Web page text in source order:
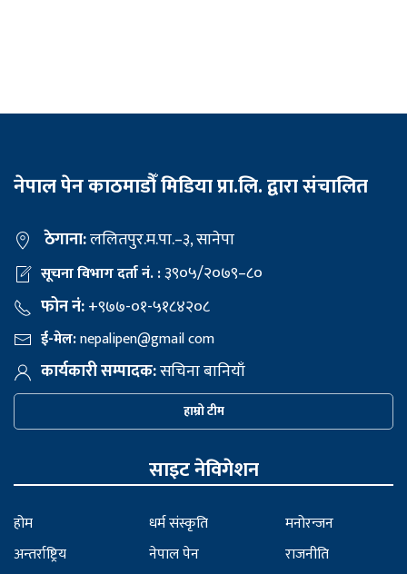
नेपाल पेन काठमाडौँ मिडिया प्रा.लि. द्वारा संचालित
ठेगाना:ललितपुर.म.पा.–३, सानेपा
सूचना विभाग दर्ता नं. :३९०५/२०७९–८०
फोन नं:+९७७-०१-५१८४२०८
ई-मेल:nepalipen@gmail com
कार्यकारी सम्पादक:सचिना बानियाँ
हाम्रो टीम
साइट नेविगेशन
होम
अन्तर्राष्ट्रिय
धर्म संस्कृति
नेपाल पेन
मनोरन्जन
राजनीति